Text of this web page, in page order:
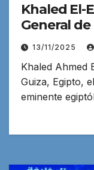
Khaled El-
General de
13/11/2025
Khaled Ahmed
Guiza, Egipto,
eminente